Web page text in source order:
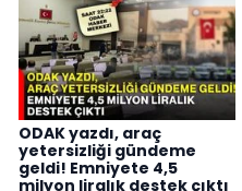
ODAK yazdı, araç
yetersizliği gündeme
geldi! Emniyete 4,5
milyon liralık destek çıktı